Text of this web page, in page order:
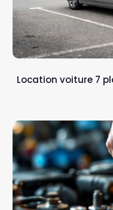
Location voiture 7